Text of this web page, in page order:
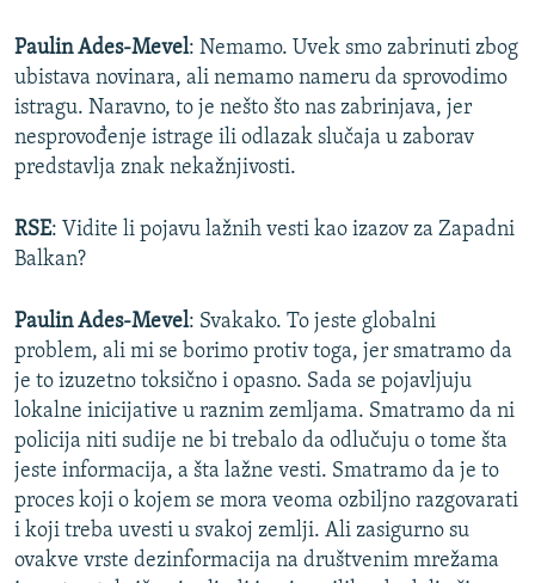
Paulin Ades-Mevel: Nemamo. Uvek smo zabrinuti zbog
ubistava novinara, ali nemamo nameru da sprovodimo
istragu. Naravno, to je nešto što nas zabrinjava, jer
nesprovođenje istrage ili odlazak slučaja u zaborav
predstavlja znak nekažnjivosti.
RSE: Vidite li pojavu lažnih vesti kao izazov za Zapadni
Balkan?
Paulin Ades-Mevel: Svakako. To jeste globalni
problem, ali mi se borimo protiv toga, jer smatramo da
je to izuzetno toksično i opasno. Sada se pojavljuju
lokalne inicijative u raznim zemljama. Smatramo da ni
policija niti sudije ne bi trebalo da odlučuju o tome šta
jeste informacija, a šta lažne vesti. Smatramo da je to
proces koji o kojem se mora veoma ozbiljno razgovarati
i koji treba uvesti u svakoj zemlji. Ali zasigurno su
ovakve vrste dezinformacija na društvenim mrežama